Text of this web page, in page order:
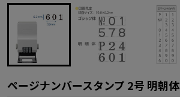
ページナンバースタンプ 2号 明朝体